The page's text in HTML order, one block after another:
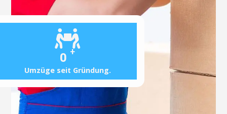
0 +
Umzüge seit Gründung.